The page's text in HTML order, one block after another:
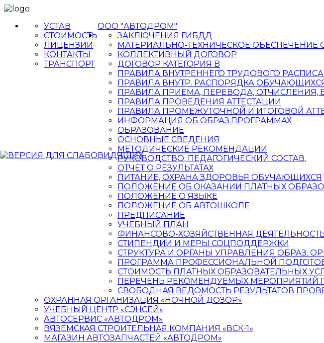
ООО "АВТОДРОМ"
УСТАВ
СТОИМОСТЬ
ЛИЦЕНЗИИ
КОНТАКТЫ
ТРАНСПОРТ
ЗАКЛЮЧЕНИЯ ГИБДД
МАТЕРИАЛЬНО-ТЕХНИЧЕСКОЕ
КОЛЛЕКТИВНЫЙ ДОГОВОР
ДОГОВОР КАТЕГОРИЯ B
ПРАВИЛА ВНУТРЕННЕГО ТРУДОВОГО
ПРАВИЛА ВНУТР. РАСПОРЯДКА
ПРАВИЛА ПРИЕМА, ПЕРЕВОДА, ОТЧИСЛЕНИЯ,
ПРАВИЛА ПРОВЕДЕНИЯ АТТЕСТАЦИИ
ПРАВИЛА ПРОМЕЖУТОЧНОЙ И ИТОГОВОЙ
ИНФОРМАЦИЯ ОБ ОБРАЗ.ПРОГРАММАХ
ОБРАЗОВАНИЕ
ОСНОВНЫЕ СВЕДЕНИЯ
МЕТОДИЧЕСКИЕ РЕКОМЕНДАЦИИ
РУКОВОДСТВО, ПЕДАГОГИЧЕСКИЙ СОСТАВ.
ОТЧЕТ О РЕЗУЛЬТАТАХ
ПИТАНИЕ, ОХРАНА ЗДОРОВЬЯ ОБУЧАЮЩИХСЯ
ПОЛОЖЕНИЕ ОБ ОКАЗАНИИ ПЛАТНЫХ
ПОЛОЖЕНИЕ О ЯЗЫКЕ
ПОЛОЖЕНИЕ ОБ АВТОШКОЛЕ
ПРЕДПИСАНИЕ
УЧЕБНЫЙ ПЛАН
ФИНАНСОВО-ХОЗЯЙСТВЕННАЯ
CТИПЕНДИИ И МЕРЫ СОЦПОДДЕРЖКИ
СТРУКТУРА И ОРГАНЫ УПРАВЛЕНИЯ ОБРАЗ.
ПРОГРАММА ПРОФЕССИОНАЛЬНОЙ
СТОИМОСТЬ ПЛАТНЫХ ОБРАЗОВАТЕЛЬНЫХ
ПЕРЕЧЕНЬ РЕКОМЕНДУЕМЫХ МЕРОПРИЯТИЙ
СВОБОДНАЯ ВЕДОМОСТЬ РЕЗУЛЬТАТОВ
ОХРАННАЯ ОРГАНИЗАЦИЯ «НОЧНОЙ ДОЗОР»
УЧЕБНЫЙ ЦЕНТР «СЭНСЕЙ»
АВТОСЕРВИС «АВТОДРОМ»
ВЯЗЕМСКАЯ СТРОИТЕЛЬНАЯ КОМПАНИЯ «ВСК-1»
МАГАЗИН АВТОЗАПЧАСТЕЙ «АВТОДРОМ»